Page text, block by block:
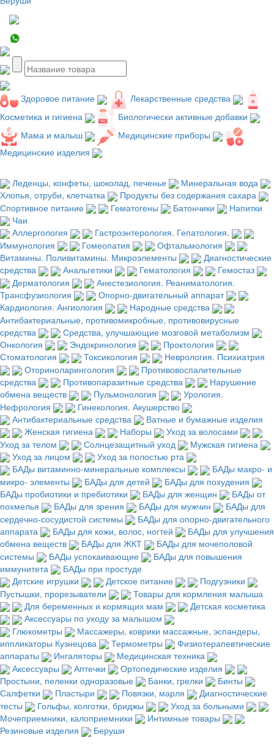
Здоровое питание
Лекарственные средства
Косметика и гигиена
Биологически активные добавки
Мама и малыш
Медицинские приборы
Медицинские изделия
Леденцы, конфеты, шоколад, печенье
Минеральная вода
Хлопья, отруби, клетчатка
Продукты без содержания сахара
Спортивное питание
Гематогены Батончики
Напитки
Чаи
Аллергология
Гастроэнтерология. Гепатология.
Иммунология
Гомеопатия
Офтальмология
Витамины. Поливитамины. Микроэлементы
Диагностические
средства
Анальгетики Гематология
Гемостаз
Дерматология
Анестезиология. Реаниматология.
Трансфузиология
Опорно-двигательный аппарат
Кардиология. Ангиология
Народные средства
Антибактериальные, противомикробные, противовирусные
средства
Средства, улучшающие мозговой метаболизм
Онкология
Эндокринология
Проктология
Стоматология
Токсикология
Неврология. Психиатрия
Оториноларингология
Противовоспалительные
средства
Противопаразитные средства
Нарушение
обмена веществ
Пульмонология
Урология.
Нефрология
Гинекология. Акушерство
Антибактериальные средства
Ватные и бумажные изделия
Женская гигиена
Наборы
Уход за волосами
Уход за телом
Солнцезащитный уход
Мужская гигиена
Уход за лицом
Уход за полостью рта
БАДы витаминно-минеральные комплексы
БАДы макро- и
микро- элементы
БАДы для детей
БАДы для похудения
БАДы пробиотики и пребиотики
БАДы для женщин
БАДы от
похмелья
БАДы для зрения БАДы для мужчин
БАДы для
сердечно-сосудистой системы
БАДы для опорно-двигательного
аппарата
БАДы для кожи, волос, ногтей
БАДы для улучшения
обмена веществ
БАДы для ЖКТ
БАДы для мочеполовой
системы
БАДы успокаивающие
БАДы для повышения
иммунитета
БАДы при простуде
Детские игрушки
Детское питание
Подгузники
Пустышки, прорезыватели
Товары для кормления малыша
Для беременных и кормящих мам
Детская косметика
Аксессуары по уходу за малышом
Глюкометры
Массажеры, коврики массажные, эспандеры,
иппликаторы Кузнецова
Термометры
Физиотерапевтические
аппараты
Ингаляторы
Медицинская техника
Аксессуары
Аптечки
Ортопедические изделия
Простыни, пеленки одноразовые
Банки, грелки
Бинты
Салфетки
Пластыри Повязки, марля
Диагностические
тесты
Гольфы, колготки, бриджы
Уход за больными
Мочеприемники, калоприемники
Интимные товары
Резиновые изделия
Беруши